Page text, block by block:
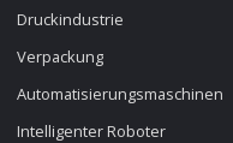
Druckindustrie
Verpackung
Automatisierungsmaschinen
Intelligenter Roboter